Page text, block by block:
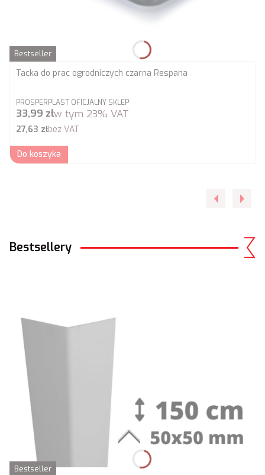
Bestseller
Tacka do prac ogrodniczych czarna Respana
PRODUCENT
PROSPERPLAST OFICJALNY SKLEP
Cena brutto
33,99 złw tym 23% VAT
Cena netto
27,63 złbez VAT
Do koszyka
Bestsellery
Bestseller